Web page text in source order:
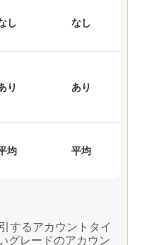
し なし
り あり
均 平均
するアカウントタイ
グレードのアカウン